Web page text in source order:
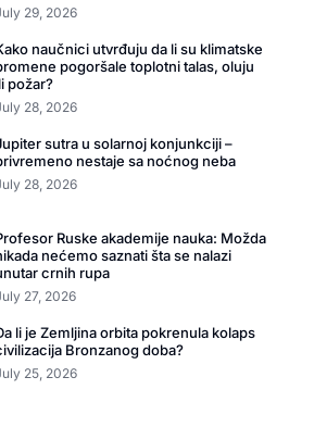
29, 2026
naučnici utvrđuju da li su klimatske
pogoršale toplotni talas, oluju
požar?
28, 2026
sutra u solarnoj konjunkciji –
nestaje sa noćnog neba
28, 2026
Ruske akademije nauka: Možda
nećemo saznati šta se nalazi
crnih rupa
27, 2026
li je Zemljina orbita pokrenula kolaps
Bronzanog doba?
25, 2026